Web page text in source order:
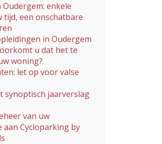
enkele
tijd, een onschatbare
in Oudergem
u dat het te
woning?
let op voor valse
synoptisch jaarverslag
van uw
Cycloparking by